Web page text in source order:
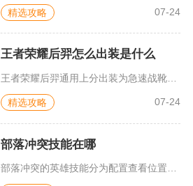
精选攻略 07-24
王者荣耀后羿怎么出装是什么
王者荣耀后羿通用上分出装为急速战靴、影刃、无尽战刃、破晓、泣...
精选攻略 07-24
部落冲突技能在哪